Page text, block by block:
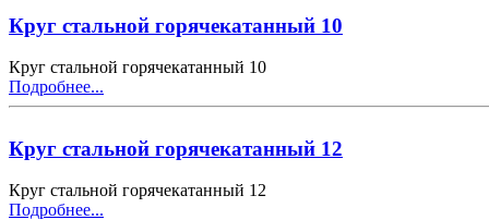
Круг стальной горячекатанный 10
Круг стальной горячекатанный 10
Подробнее...
Круг стальной горячекатанный 12
Круг стальной горячекатанный 12
Подробнее...